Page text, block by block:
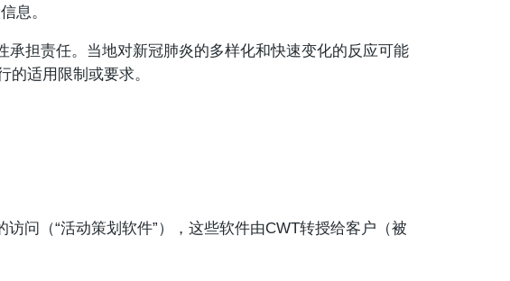
息。
担责任。当地对新冠肺炎的多样化和快速变化的反应可能
适用限制或要求。
问（“活动策划软件”），这些软件由CWT转授给客户（被